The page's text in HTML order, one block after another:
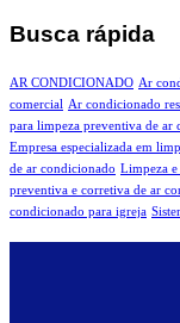
Busca rápida
AR CONDICIONADO Ar
comercial
Ar condicionado
para limpeza preventiva de ar
Empresa especializada em
de ar condicionado Limpeza
preventiva e corretiva de ar
condicionado para igreja